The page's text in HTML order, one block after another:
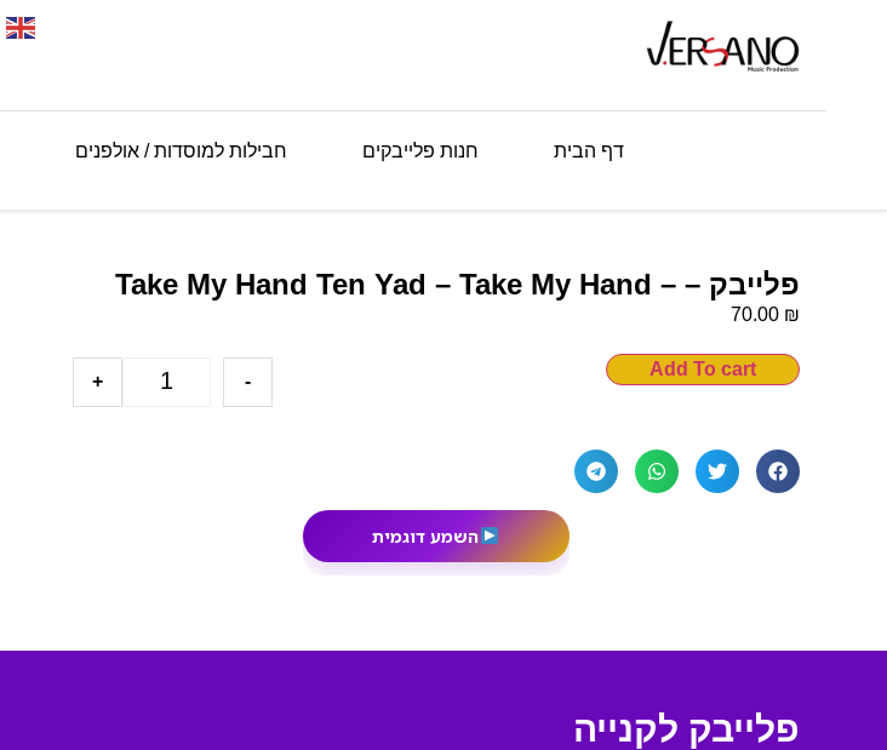
דף הבית חנות פלייבקים חבילות למוסדות / אולפנים
פלייבק – – Take My Hand Ten Yad – Take My Hand
70.00 ₪
-
+
Add To cart
השמע דוגמית
פלייבק לקנייה